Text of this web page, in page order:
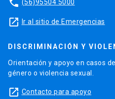
phone (56)95504 5000
launch Ir al sitio de Emergencias
DISCRIMINACIÓN Y
Orientación y apoyo en casos
género o violencia sexual.
launch Contacto para apoyo